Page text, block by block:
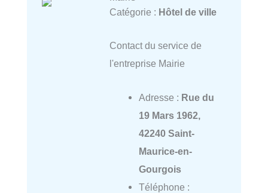
Catégorie : Hôtel de ville
Contact du service de
l'entreprise Mairie
Adresse : Rue du
19 Mars 1962,
42240 Saint-
Maurice-en-
Gourgois
Téléphone :